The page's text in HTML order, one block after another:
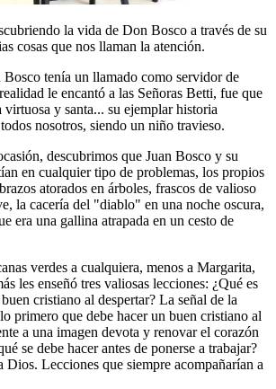
la vida de Don Bosco a través de su
cosas que nos llaman la atención.
Bosco tenía un llamado como servidor de
le encantó a las Señoras Betti, fue que
virtuosa y santa... su ejemplar historia
nosotros, siendo un niño travieso.
descubrimos que Juan Bosco y su
en cualquier tipo de problemas, los propios
atorados en árboles, frascos de valioso
la cacería del "diablo" en una noche oscura,
era una gallina atrapada en un cesto de
verdes a cualquiera, menos a Margarita,
les enseñó tres valiosas lecciones: ¿Qué es
cristiano al despertar? La señal de la
primero que debe hacer un buen cristiano al
a una imagen devota y renovar el corazón
se debe hacer antes de ponerse a trabajar?
Dios. Lecciones que siempre acompañarían a